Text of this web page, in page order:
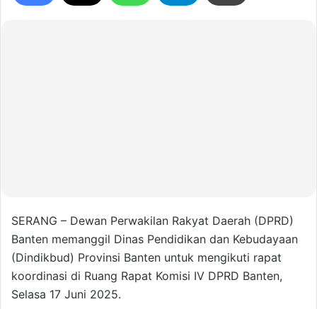
SERANG – Dewan Perwakilan Rakyat Daerah (DPRD)
Banten memanggil Dinas Pendidikan dan Kebudayaan
(Dindikbud) Provinsi Banten untuk mengikuti rapat
koordinasi di Ruang Rapat Komisi IV DPRD Banten,
Selasa 17 Juni 2025.